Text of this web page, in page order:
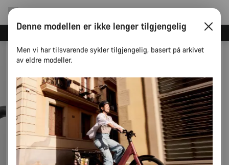
Spar med Canyons nyhetsbrev
Denne modellen er ikke lenger tilgjengelig
Men vi har tilsvarende sykler tilgjengelig, basert på arkivet
av eldre modeller.